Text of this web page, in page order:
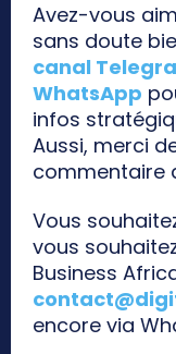
Avez-vous
sans doute
canal
WhatsApp
infos
Aussi, merci
commentaire
Vous
vous
Business
encore via